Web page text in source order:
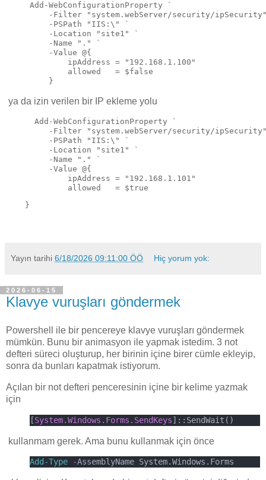
Add-WebConfigurationProperty `
-Filter "system.webServer/security/
-PSPath "IIS:\" `
-Location "site1" `
-Name "." `
-Value @{
ipAddress = "192.168.1.100"
allowed   = $false
}
ya da izin verilen bir IP ekleme yolu
Add-WebConfigurationProperty `
-Filter "system.webServer/security/
-PSPath "IIS:\" `
-Location "site1" `
-Name "." `
-Value @{
ipAddress = "192.168.1.101"
allowed   = $true
}
Yayın tarihi 6/18/2026 09:11:00 ÖÖ Hiç yorum yok:
2026-06-15
Klavye vuruşları göndermek
Powershell ile bir pencereye klavye vuruşları göndermek
mümkün. Bunu bir animasyon ile yapmak istedim. 3 not
defteri süreci oluşturup, her birinin içine birer cümle ekleyip,
sonra da bunları kapatmak istiyorum.
Açılan bir not defteri penceresinin içine bir kelime yazmak
için
[System.Windows.Forms.SendKeys]::SendWait()
kullanmam gerek. Ama bunu kullanmak için önce
Add-Type -AssemblyName System.Windows.Forms